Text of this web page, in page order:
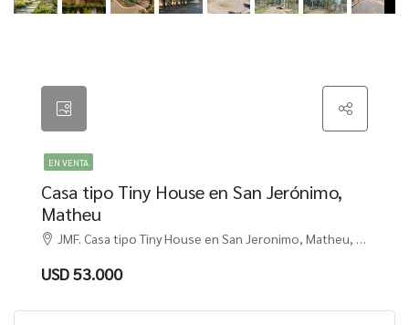
EN VENTA
Casa tipo Tiny House en San Jerónimo,
Matheu
JMF. Casa tipo Tiny House en San Jeronimo, Matheu, Escobar
USD 53.000